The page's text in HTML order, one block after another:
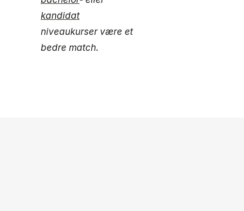
kandidat
niveaukurser være et
bedre match.